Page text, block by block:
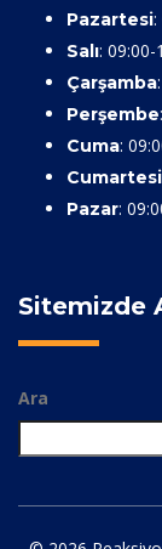
Pazartesi:
Salı: 09:00-
Çarşamba
Perşembe
Cuma:
Cumartesi
Pazar:
Sitemizde
Ara